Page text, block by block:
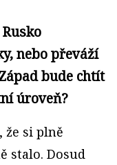
nebo převáží
bude chtít
úroveň?
že si plně
stalo. Dosud